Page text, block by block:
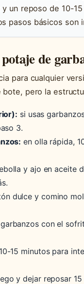
un reposo de 10-
pasos básicos son
de
para cualquier
pero la
si usas
3.
en olla rápida,
y ajo en aceite
dulce y comino
con el
15 minutos para
y dejar reposar